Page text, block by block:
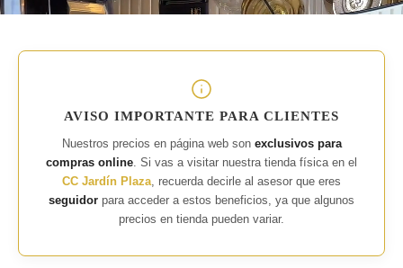
AVISO IMPORTANTE PARA CLIENTES
Nuestros precios en página web son exclusivos para
compras online . Si vas a visitar nuestra tienda física en el
CC Jardín Plaza , recuerda decirle al asesor que eres
seguidor para acceder a estos beneficios, ya que algunos
precios en tienda pueden variar.